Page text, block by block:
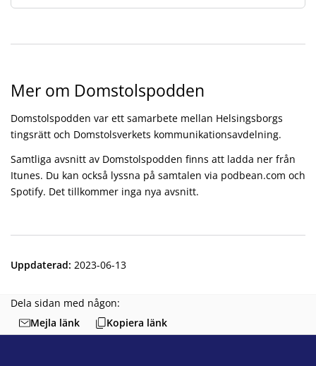
Mer om Domstolspodden
Domstolspodden var ett samarbete mellan Helsingsborgs
tingsrätt och Domstolsverkets kommunikationsavdelning.
Samtliga avsnitt av Domstolspodden finns att ladda ner från
Itunes. Du kan också lyssna på samtalen via podbean.com och
Spotify. Det tillkommer inga nya avsnitt.
Uppdaterad: 2023-06-13
Dela sidan med någon:
Mejla länk
Kopiera länk